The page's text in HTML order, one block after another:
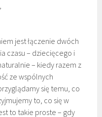
jest łączenie dwóch
czasu – dziecięcego i
– kiedy razem z
ze wspólnych
się temu, co
to, co się w
to takie proste – gdy